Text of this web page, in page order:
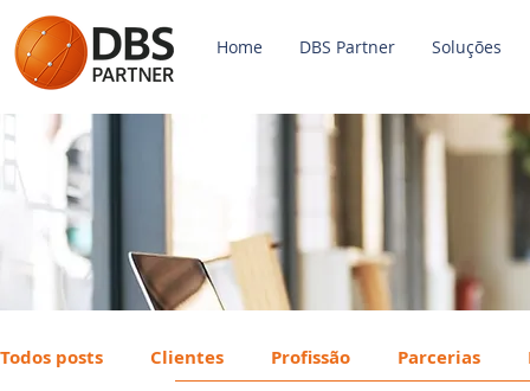
Home DBS Partner Soluções
Todos posts Clientes Profissão Parcerias